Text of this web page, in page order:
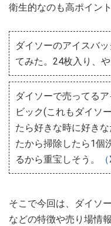
衛生的なのも高ポイント
ダイソーのアイスバ
てみた。24枚入り、や
ダイソーで売ってる
ビック(これもダイソ
たら好きな時に好き
たから掃除したら1個
るから重宝しそう。
そこで今回は、ダイソ
などの特徴や売り場情